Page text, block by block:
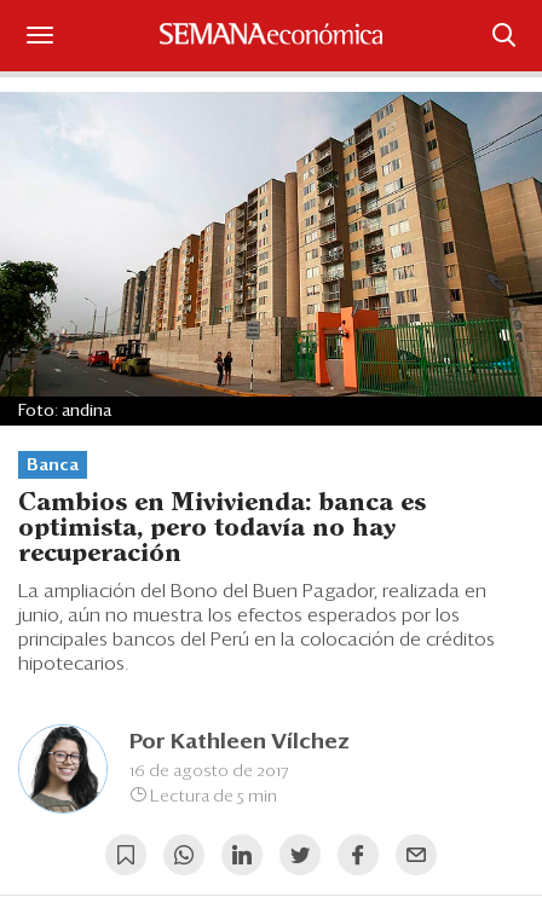
Suscríbase
¿Qué está pasando?
Sectores y Empresas
Management
Economía y Finanzas
Eventos
Blogs
Ranking CEO
Banca
Cambios en Mivivienda: banca es
optimista, pero todavía no hay
recuperación
La ampliación del Bono del Buen Pagador, realizada en
junio, aún no muestra los efectos esperados por los
principales bancos del Perú en la colocación de créditos
hipotecarios.
Por Kathleen Vílchez
16 de agosto de 2017
Lectura de 5 min
Foto: andina